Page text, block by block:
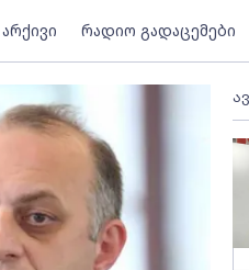
არქივი რადიო გადაცემები